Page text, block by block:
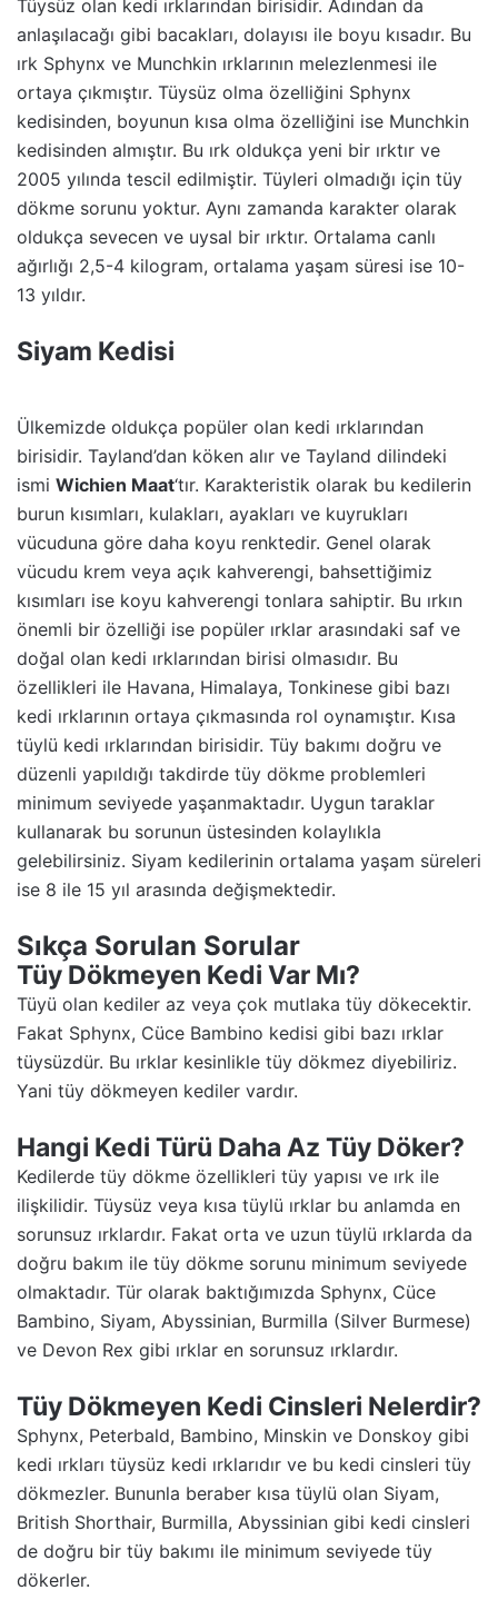
Tüysüz olan kedi ırklarından birisidir. Adından da
anlaşılacağı gibi bacakları, dolayısı ile boyu kısadır. Bu
ırk Sphynx ve Munchkin ırklarının melezlenmesi ile
ortaya çıkmıştır. Tüysüz olma özelliğini Sphynx
kedisinden, boyunun kısa olma özelliğini ise Munchkin
kedisinden almıştır. Bu ırk oldukça yeni bir ırktır ve
2005 yılında tescil edilmiştir. Tüyleri olmadığı için tüy
dökme sorunu yoktur. Aynı zamanda karakter olarak
oldukça sevecen ve uysal bir ırktır. Ortalama canlı
ağırlığı 2,5-4 kilogram, ortalama yaşam süresi ise 10-
13 yıldır.
Siyam Kedisi
Ülkemizde oldukça popüler olan kedi ırklarından
birisidir. Tayland’dan köken alır ve Tayland dilindeki
ismi Wichien Maat‘tır. Karakteristik olarak bu kedilerin
burun kısımları, kulakları, ayakları ve kuyrukları
vücuduna göre daha koyu renktedir. Genel olarak
vücudu krem veya açık kahverengi, bahsettiğimiz
kısımları ise koyu kahverengi tonlara sahiptir. Bu ırkın
önemli bir özelliği ise popüler ırklar arasındaki saf ve
doğal olan kedi ırklarından birisi olmasıdır. Bu
özellikleri ile Havana, Himalaya, Tonkinese gibi bazı
kedi ırklarının ortaya çıkmasında rol oynamıştır. Kısa
tüylü kedi ırklarından birisidir. Tüy bakımı doğru ve
düzenli yapıldığı takdirde tüy dökme problemleri
minimum seviyede yaşanmaktadır. Uygun taraklar
kullanarak bu sorunun üstesinden kolaylıkla
gelebilirsiniz. Siyam kedilerinin ortalama yaşam süreleri
ise 8 ile 15 yıl arasında değişmektedir.
Sıkça Sorulan Sorular
Tüy Dökmeyen Kedi Var Mı?
Tüyü olan kediler az veya çok mutlaka tüy dökecektir.
Fakat Sphynx, Cüce Bambino kedisi gibi bazı ırklar
tüysüzdür. Bu ırklar kesinlikle tüy dökmez diyebiliriz.
Yani tüy dökmeyen kediler vardır.
Hangi Kedi Türü Daha Az Tüy Döker?
Kedilerde tüy dökme özellikleri tüy yapısı ve ırk ile
ilişkilidir. Tüysüz veya kısa tüylü ırklar bu anlamda en
sorunsuz ırklardır. Fakat orta ve uzun tüylü ırklarda da
doğru bakım ile tüy dökme sorunu minimum seviyede
olmaktadır. Tür olarak baktığımızda Sphynx, Cüce
Bambino, Siyam, Abyssinian, Burmilla (Silver Burmese)
ve Devon Rex gibi ırklar en sorunsuz ırklardır.
Tüy Dökmeyen Kedi Cinsleri Nelerdir?
Sphynx, Peterbald, Bambino, Minskin ve Donskoy gibi
kedi ırkları tüysüz kedi ırklarıdır ve bu kedi cinsleri tüy
dökmezler. Bununla beraber kısa tüylü olan Siyam,
British Shorthair, Burmilla, Abyssinian gibi kedi cinsleri
de doğru bir tüy bakımı ile minimum seviyede tüy
dökerler.